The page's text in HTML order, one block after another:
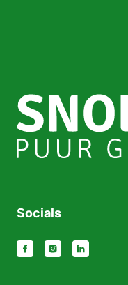
Socials